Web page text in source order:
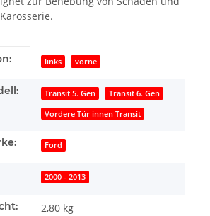
links vorne
Transit 5. Gen Transit 6. Gen
Vordere Tür innen Transit
Ford
2000 - 2013
2,80 kg